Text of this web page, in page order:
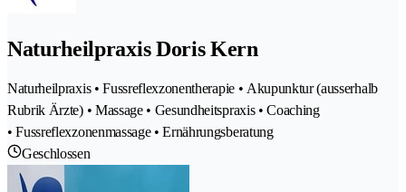
Naturheilpraxis Doris Kern
Naturheilpraxis • Fussreflexzonentherapie • Akupunktur (ausserhalb
Rubrik Ärzte) • Massage • Gesundheitspraxis • Coaching
• Fussreflexzonenmassage • Ernährungsberatung
Geschlossen